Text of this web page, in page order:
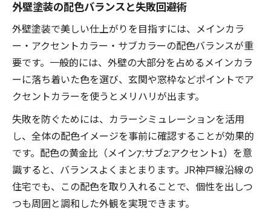
外壁塗装の配色バランスと失敗回避術
外壁塗装で美しい仕上がりを目指すには、メインカラ
ー・アクセントカラー・サブカラーの配色バランスが重
要です。一般的には、外壁の大部分を占めるメインカラ
ーに落ち着いた色を選び、玄関や窓枠などポイントでア
クセントカラーを使うとメリハリが出ます。
失敗を防ぐためには、カラーシミュレーションを活用
し、全体の配色イメージを事前に確認することが効果的
です。配色の黄金比（メイン7:サブ2:アクセント1）を意
識すると、バランスよくまとまります。JR神戸線沿線の
住宅でも、この配色を取り入れることで、個性を出しつ
つも周囲と調和した外観を実現できます。